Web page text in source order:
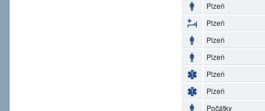
Plzeň
Plzeň
Plzeň
Plzeň
Plzeň
Plzeň
Počátky